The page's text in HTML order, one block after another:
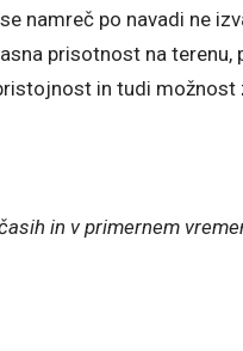
namreč po navadi ne
prisotnost na terenu,
in tudi
in v primernem